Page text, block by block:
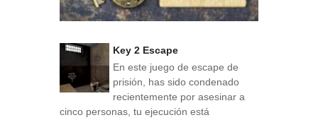
Key 2 Escape
En este juego de escape de
prisión, has sido condenado
recientemente por asesinar a
cinco personas, tu ejecución está